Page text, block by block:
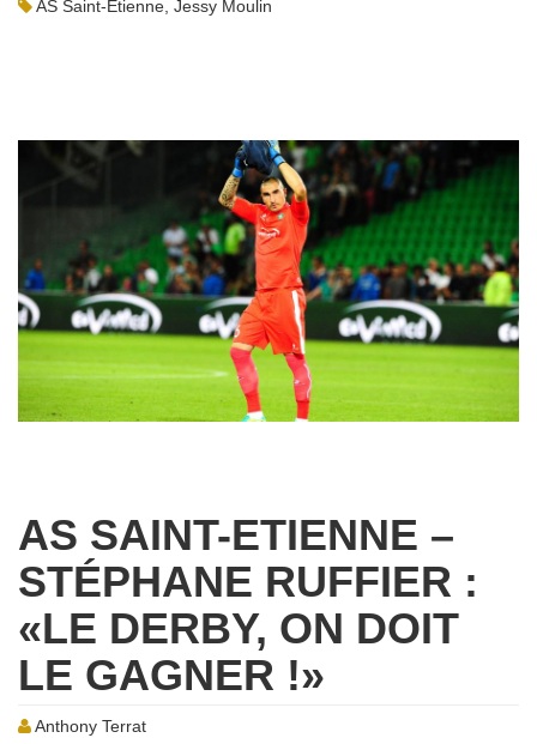
AS Saint-Etienne Jessy Moulin
AS SAINT-ETIENNE –
STÉPHANE RUFFIER :
«LE DERBY, ON DOIT
LE GAGNER !»
Anthony Terrat